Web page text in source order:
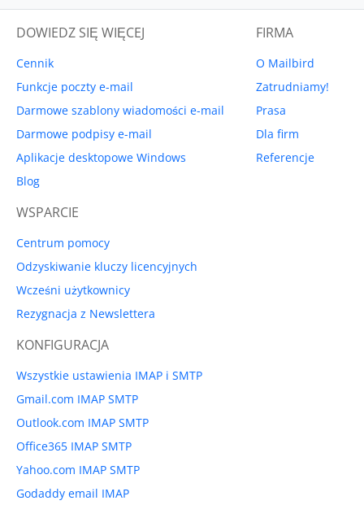
DOWIEDZ SIĘ WIĘCEJ
Cennik
Funkcje poczty e-mail
Darmowe szablony wiadomości e-mail
Darmowe podpisy e-mail
Aplikacje desktopowe Windows
Blog
FIRMA
O Mailbird
Zatrudniamy!
Prasa
Dla firm
Referencje
WSPARCIE
Centrum pomocy
Odzyskiwanie kluczy licencyjnych
Wcześni użytkownicy
Rezygnacja z Newslettera
KONFIGURACJA
Wszystkie ustawienia IMAP i SMTP
Gmail.com IMAP SMTP
Outlook.com IMAP SMTP
Office365 IMAP SMTP
Yahoo.com IMAP SMTP
Godaddy email IMAP